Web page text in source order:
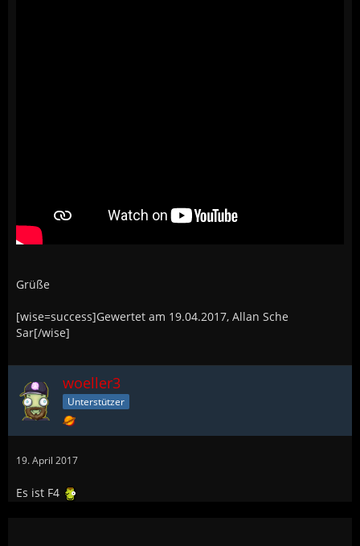
Grüße
[wise=success]Gewertet am 19.04.2017, Allan Sche
Sar[/wise]
woeller3
Unterstützer
19. April 2017
Es ist F4